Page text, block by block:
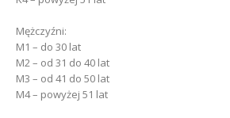
Mężczyźni:
M1 – do 30 lat
M2 – od 31 do 40 lat
M3 – od 41 do 50 lat
M4 – powyżej 51 lat